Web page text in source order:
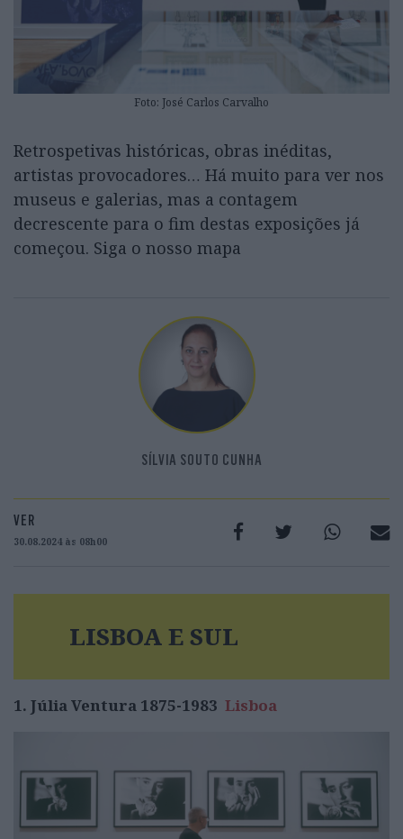
Foto: José Carlos Carvalho
Retrospetivas históricas, obras inéditas,
artistas provocadores… Há muito para ver nos
museus e galerias, mas a contagem
decrescente para o fim destas exposições já
começou. Siga o nosso mapa
SÍLVIA SOUTO CUNHA
VER
30.08.2024 às 08h00
LISBOA E SUL
1. Júlia Ventura 1875-1983 Lisboa